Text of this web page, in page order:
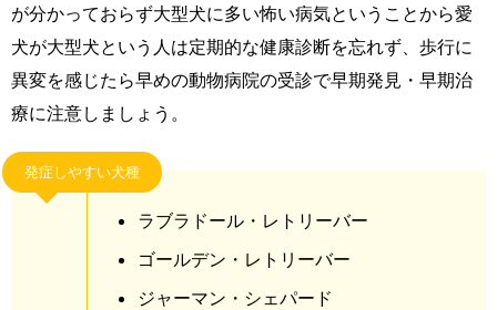
が分かっておらず大型犬に多い怖い病気ということから愛
犬が大型犬という人は定期的な健康診断を忘れず、歩行に
異変を感じたら早めの動物病院の受診で早期発見・早期治
療に注意しましょう。
発症しやすい犬種
ラブラドール・レトリーバー
ゴールデン・レトリーバー
ジャーマン・シェパード